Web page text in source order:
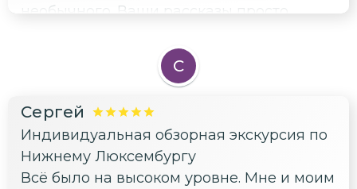
необычного. Ваши рассказы просто
Профессионал своего дела !!!
С
Сергей
Индивидуальная обзорная экскурсия по
Нижнему Люксембургу
Всё было на высоком уровне. Мне и моим